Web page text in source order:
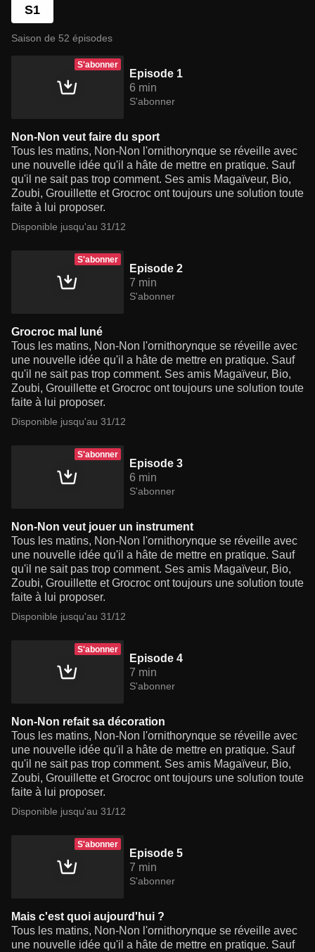
S1
Saison de 52 épisodes
S'abonner
Episode 1
6 min
S'abonner
Non-Non veut faire du sport
Tous les matins, Non-Non l'ornithorynque se réveille avec
une nouvelle idée qu'il a hâte de mettre en pratique. Sauf
qu'il ne sait pas trop comment. Ses amis Magaïveur, Bio,
Zoubi, Grouillette et Grocroc ont toujours une solution toute
faite à lui proposer.
Disponible jusqu'au 31/12
S'abonner
Episode 2
7 min
S'abonner
Grocroc mal luné
Tous les matins, Non-Non l'ornithorynque se réveille avec
une nouvelle idée qu'il a hâte de mettre en pratique. Sauf
qu'il ne sait pas trop comment. Ses amis Magaïveur, Bio,
Zoubi, Grouillette et Grocroc ont toujours une solution toute
faite à lui proposer.
Disponible jusqu'au 31/12
S'abonner
Episode 3
6 min
S'abonner
Non-Non veut jouer un instrument
Tous les matins, Non-Non l'ornithorynque se réveille avec
une nouvelle idée qu'il a hâte de mettre en pratique. Sauf
qu'il ne sait pas trop comment. Ses amis Magaïveur, Bio,
Zoubi, Grouillette et Grocroc ont toujours une solution toute
faite à lui proposer.
Disponible jusqu'au 31/12
S'abonner
Episode 4
7 min
S'abonner
Non-Non refait sa décoration
Tous les matins, Non-Non l'ornithorynque se réveille avec
une nouvelle idée qu'il a hâte de mettre en pratique. Sauf
qu'il ne sait pas trop comment. Ses amis Magaïveur, Bio,
Zoubi, Grouillette et Grocroc ont toujours une solution toute
faite à lui proposer.
Disponible jusqu'au 31/12
S'abonner
Episode 5
7 min
S'abonner
Mais c'est quoi aujourd'hui ?
Tous les matins, Non-Non l'ornithorynque se réveille avec
une nouvelle idée qu'il a hâte de mettre en pratique. Sauf